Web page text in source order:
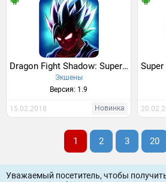
Dragon Fight Shadow: Super Hero Battle Of Warriors
Экшены
Версия: 1.9
15.02.2018 Новинка
1 2 3 20
Уважаемый посетитель, чтобы